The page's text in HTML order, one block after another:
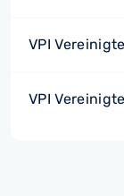
VPI
VPI